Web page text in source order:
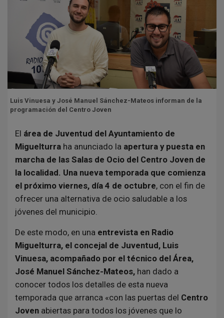
Luis Vinuesa y José Manuel Sánchez-Mateos informan de la
programación del Centro Joven
El área de Juventud del Ayuntamiento de
Miguelturra ha anunciado la apertura y puesta en
marcha de las Salas de Ocio del Centro Joven de
la localidad. Una nueva temporada que comienza
el próximo viernes, día 4 de octubre, con el fin de
ofrecer una alternativa de ocio saludable a los
jóvenes del municipio.
De este modo, en una entrevista en Radio
Miguelturra, el concejal de Juventud, Luis
Vinuesa, acompañado por el técnico del Área,
José Manuel Sánchez-Mateos, han dado a
conocer todos los detalles de esta nueva
temporada que arranca «con las puertas del Centro
Joven abiertas para todos los jóvenes que lo